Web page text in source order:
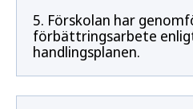
5. Förskolan har
förbättringsarbete
handlingsplanen.